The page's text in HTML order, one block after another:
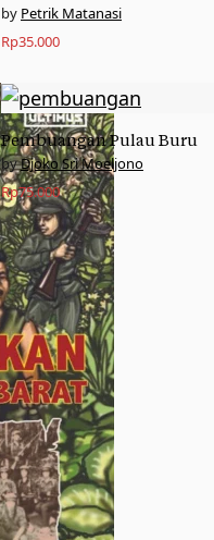
Petrik Matanasi
Rp35.000
Pembuangan Pulau Buru
Djoko Sri Moeljono
Rp75.000